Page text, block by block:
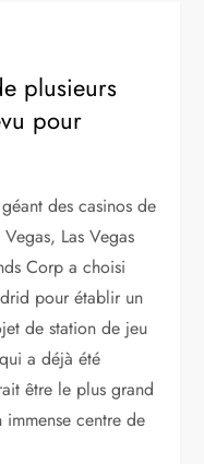
plusieurs
pour
des casinos de
Vegas, Las Vegas
Corp a choisi
pour établir un
de station de jeu
a déjà été
être le plus grand
immense centre de